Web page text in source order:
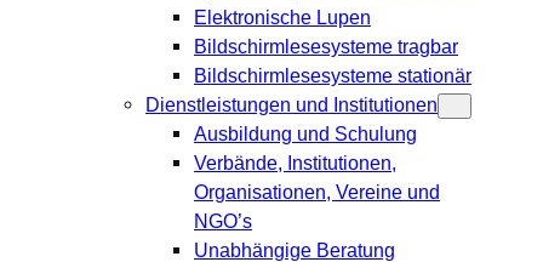
Elektronische Lupen
Bildschirmlesesysteme tragbar
Bildschirmlesesysteme stationär
Dienstleistungen und Institutionen
Ausbildung und Schulung
Verbände, Institutionen,
Organisationen, Vereine und
NGO’s
Unabhängige Beratung